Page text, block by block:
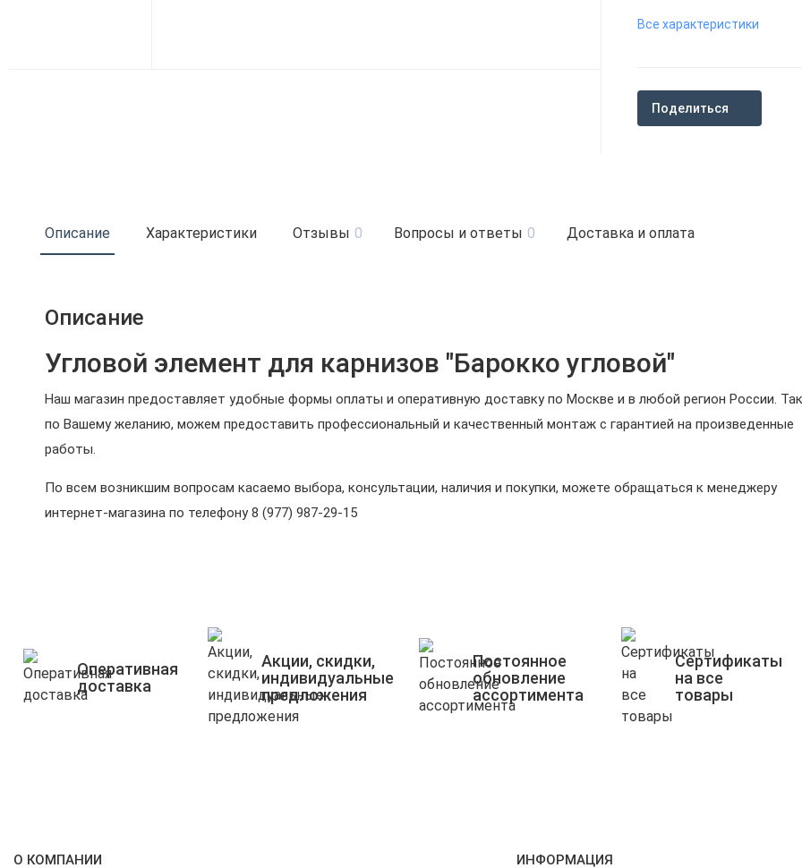
Все характеристики
Поделиться
Описание Характеристики Отзывы 0 Вопросы и ответы 0 Доставка и оплата
Описание
Угловой элемент для карнизов "Барокко угловой"
Наш магазин предоставляет удобные формы оплаты и оперативную доставку по Москве и в любой регион России.
по Вашему желанию, можем предоставить профессиональный и качественный монтаж с гарантией на произведенные
работы.
По всем возникшим вопросам касаемо выбора, консультации, наличия и покупки, можете обращаться к менеджеру
интернет-магазина по телефону 8 (977) 987-29-15
Оперативная
доставка
Акции, скидки,
индивидуальные
предложения
Постоянное
обновление
ассортимента
Сертификаты
на все
товары
О КОМПАНИИ ИНФОРМАЦИЯ